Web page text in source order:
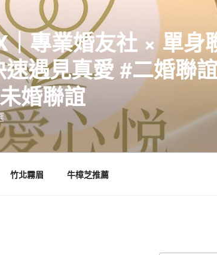
專業婚友社 × 單身
遇見真愛 #二婚聯
婚聯誼
竹北霧眉 牛樟芝推薦